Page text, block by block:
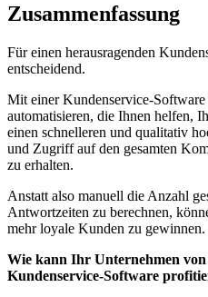
Zusammenfassung
Für einen herausragenden
entscheidend.
Mit einer Kundenservice-Software
automatisieren, die Ihnen helfen,
einen schnelleren und qualitativ
und Zugriff auf den gesamten
zu erhalten.
Anstatt also manuell die Anzahl
Antwortzeiten zu berechnen,
mehr loyale Kunden zu gewinnen.
Wie kann Ihr Unternehmen
Kundenservice-Software